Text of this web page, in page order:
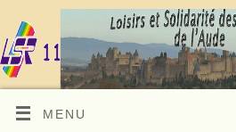
MENU